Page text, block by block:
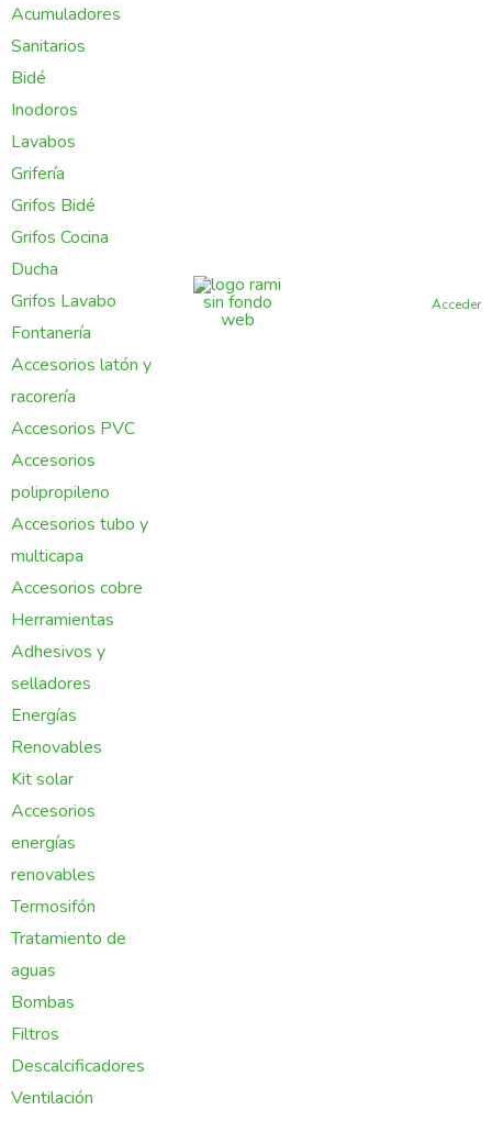
Acumuladores
Sanitarios
Bidé
Inodoros
Lavabos
Grifería
Grifos Bidé
Grifos Cocina
Ducha
Grifos Lavabo
Fontanería
Accesorios latón y
racorería
Accesorios PVC
Accesorios
polipropileno
Accesorios tubo y
multicapa
Accesorios cobre
Herramientas
Adhesivos y
selladores
Energías
Renovables
Kit solar
Accesorios
energías
renovables
Termosifón
Tratamiento de
aguas
Bombas
Filtros
Descalcificadores
Ventilación
Acceder